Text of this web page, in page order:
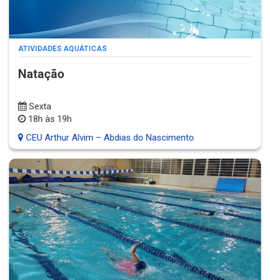
ATIVIDADES AQUÁTICAS
Natação
Sexta
18h às 19h
CEU Arthur Alvim – Abdias do Nascimento